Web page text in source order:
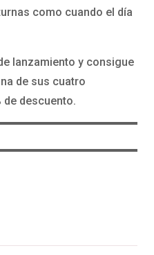
como cuando el día
lanzamiento y consigue
de sus cuatro
de descuento.